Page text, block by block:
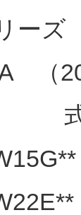
ーズ
（